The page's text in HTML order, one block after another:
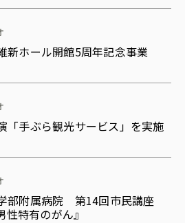
新ホール開館5周年記念事業
「手ぶら観光サービス」を実施
部附属病院 第14回市民講座
性特有のがん』